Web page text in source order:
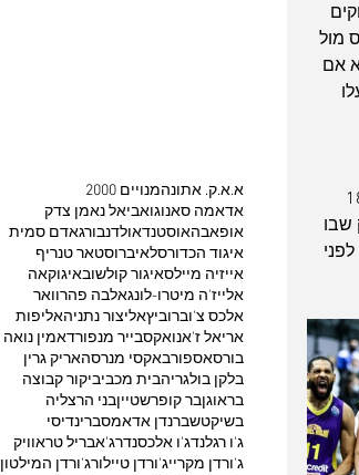
2000 מנוייםא.א.ק. אתונה
אביאל נאמן צדקאדאמה סאנוגו
אדם סמיתאולדנבורגאוסטנדאופאבה
איברוסטאר טנריףאיגוד הכדורסל
איגוקאהאיגור קולשובאייזיה מיילס
אלבה פהרוואראלייז'ה מיטרו-לונג
אליפותאליצור נתניהאלכס צ'וברוביץ
אמין נואהאקסבייר מנפורדאריאל ז'אנו
אריק גריןבאקסי מנרסהבורסאספור
ביקור קבוצהבית מכביבלקן בולגריה
בני הרצליהבר קופרשטייןבראוגן
ברינדיסיברנדן אדאמסבשיקטש
ג'אבריל טראוויקג'ו אלכסנדרג'ו רגלנד
ג'ורדן המילטוןג'ורדן טיילורג'ורדן מקריי
אחד יותר ממינסק ב-2 המשחקים
מול
אם
שבו